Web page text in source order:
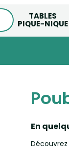
TABLES
PIQUE-NIQUE
En